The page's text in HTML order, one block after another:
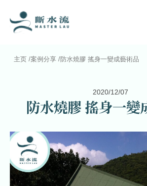
主页 /案例分享 /防水燒膠 搖身一變成藝術品
2020/12/07
防水燒膠 搖身一變